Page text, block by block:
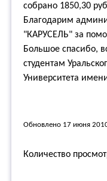
собрано 1850,30
Благодарим
"КАРУСЕЛЬ" за
Большое спасибо,
студентам
Университета
Обновлено 17 июня
Количество